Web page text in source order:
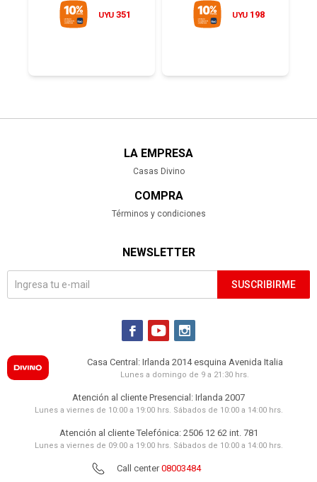
UYU 351 UYU 198
LA EMPRESA
Casas Divino
COMPRA
Términos y condiciones
NEWSLETTER
SUSCRIBIRME
  
Casa Central: Irlanda 2014 esquina Avenida Italia
Lunes a domingo de 9 a 21:30 hrs.
Atención al cliente Presencial: Irlanda 2007
Lunes a viernes de 10:00 a 19:00 hrs. Sábados de 10:00 a 14:00 hrs.
Atención al cliente Telefónica: 2506 12 62 int. 781
Lunes a viernes de 09:00 a 19:00 hrs. Sábados de 10:00 a 14:00 hrs.
Call center08003484